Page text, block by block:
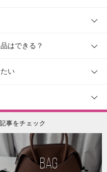
はできる？
い
事をチェック
BAG